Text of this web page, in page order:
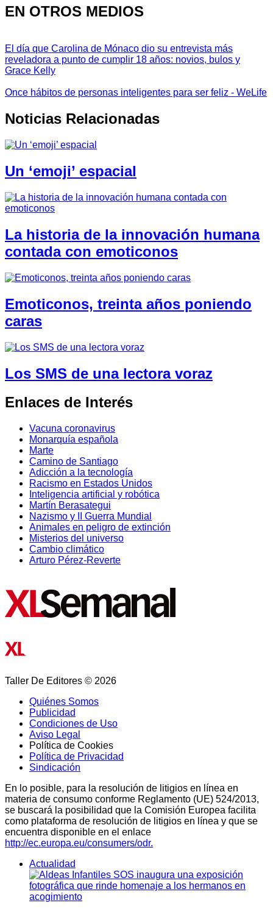
EN OTROS MEDIOS
El día que Carolina de Mónaco dio su entrevista más
reveladora a punto de cumplir 18 años: novios, bulos y
Grace Kelly
Once hábitos de personas inteligentes para ser feliz - WeLife
Noticias Relacionadas
Un ‘emoji’ espacial
La historia de la innovación humana
contada con emoticonos
Emoticonos, treinta años poniendo
caras
Los SMS de una lectora voraz
Enlaces de Interés
Vacuna coronavirus
Monarquía española
Marte
Camino de Santiago
Adicción a la tecnología
Racismo en Estados Unidos
Inteligencia artificial y robótica
Martín Berasategui
Nazismo y II Guerra Mundial
Animales en peligro de extinción
Misterios del universo
Cambio climático
Arturo Pérez-Reverte
Taller De Editores © 2026
Quiénes Somos
Publicidad
Condiciones de Uso
Aviso Legal
Política de Cookies
Política de Privacidad
Sindicación
En lo posible, para la resolución de litigios en línea en
materia de consumo conforme Reglamento (UE) 524/2013,
se buscará la posibilidad que la Comisión Europea facilita
como plataforma de resolución de litigios en línea y que se
encuentra disponible en el enlace
http://ec.europa.eu/consumers/odr.
Actualidad